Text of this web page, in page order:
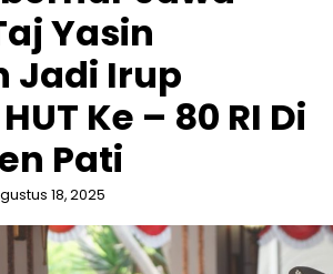
Yasin
Jadi Irup
Ke – 80 RI Di
Pati
18, 2025